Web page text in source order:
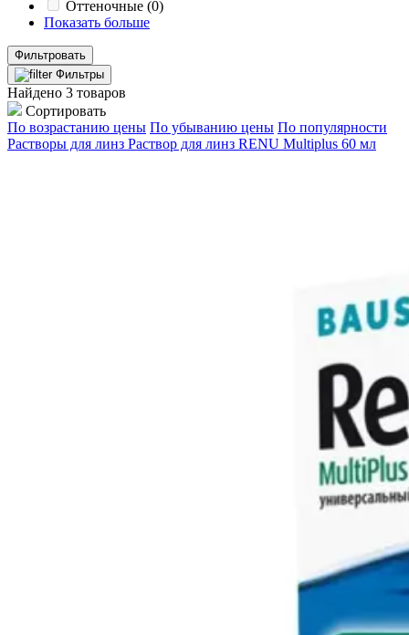
Оттеночные (0)
Показать больше
Фильтровать
Фильтры
Найдено 3 товаров
Сортировать
По возрастанию цены По убыванию цены По популярности
Растворы для линз Раствор для линз RENU Multiplus 60 мл